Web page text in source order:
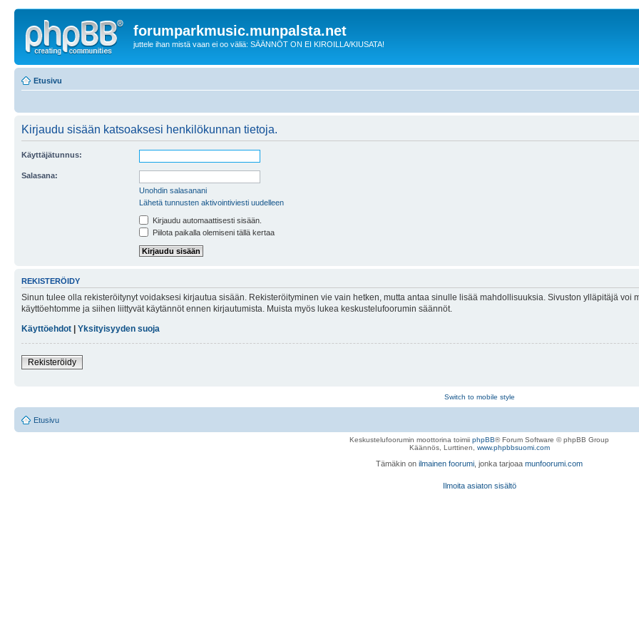
forumparkmusic.munpalsta.net
juttele ihan mistä vaan ei oo väliä: SÄÄNNÖT ON EI KIROILLA/KIUSATA!
Etusivu
Kirjaudu sisään katsoaksesi henkilökunnan tietoja.
Käyttäjätunnus:
Salasana:
Unohdin salasanani
Lähetä tunnusten aktivointiviesti uudelleen
Kirjaudu automaattisesti sisään.
Piilota paikalla olemiseni tällä kertaa
REKISTERÖIDY
Sinun tulee olla rekisteröitynyt voidaksesi kirjautua sisään. Rekisteröityminen vie vain hetken, mutta antaa sinulle lisää mahdollisuuksia. Sivuston ylläpitäjä
käyttöehtomme ja siihen liittyvät käytännöt ennen kirjautumista. Muista myös lukea keskustelufoorumin säännöt.
Käyttöehdot
Yksityisyyden suoja
Rekisteröidy
Switch to mobile style
Etusivu
Keskustelufoorumin moottorina toimii phpBB® Forum Software © phpBB Group
Käännös, Lurttinen, www.phpbbsuomi.com
Tämäkin on ilmainen foorumi , jonka tarjoaa munfoorumi.com
Ilmoita asiaton sisältö